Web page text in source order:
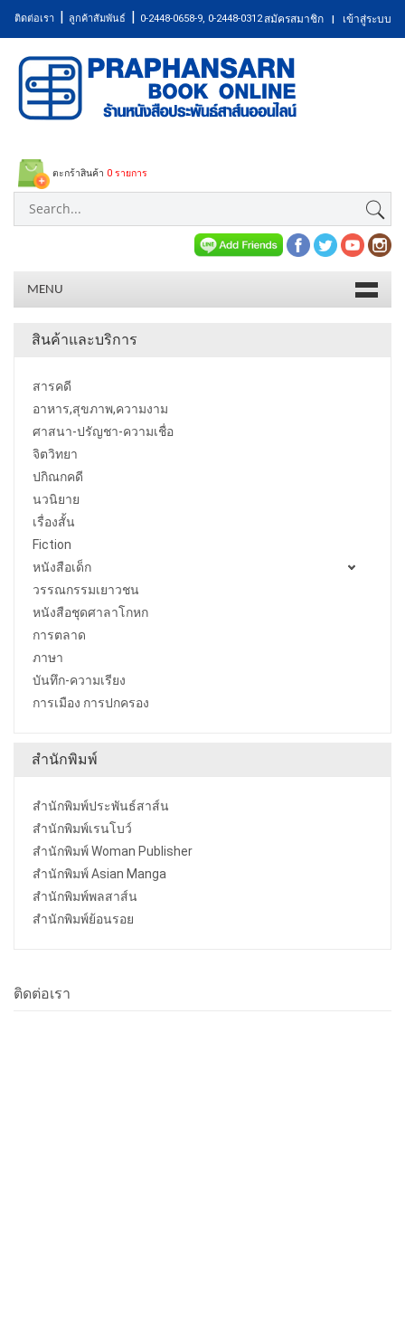
ติดต่อเรา | ลูกค้าสัมพันธ์ | 0-2448-0658-9, 0-2448-0312สมัครสมาชิก | เข้าสู่ระบบ
ตะกร้าสินค้า 0 รายการ
MENU
สินค้าและบริการ
สารคดี
อาหาร,สุขภาพ,ความงาม
ศาสนา-ปรัญชา-ความเชื่อ
จิตวิทยา
ปกิณกคดี
นวนิยาย
เรื่องสั้น
Fiction
หนังสือเด็ก
วรรณกรรมเยาวชน
หนังสือชุดศาลาโกหก
การตลาด
ภาษา
บันทึก-ความเรียง
การเมือง การปกครอง
สำนักพิมพ์
สำนักพิมพ์ประพันธ์สาส์น
สำนักพิมพ์เรนโบว์
สำนักพิมพ์ Woman Publisher
สำนักพิมพ์ Asian Manga
สำนักพิมพ์พลสาส์น
สำนักพิมพ์ย้อนรอย
ติดต่อเรา